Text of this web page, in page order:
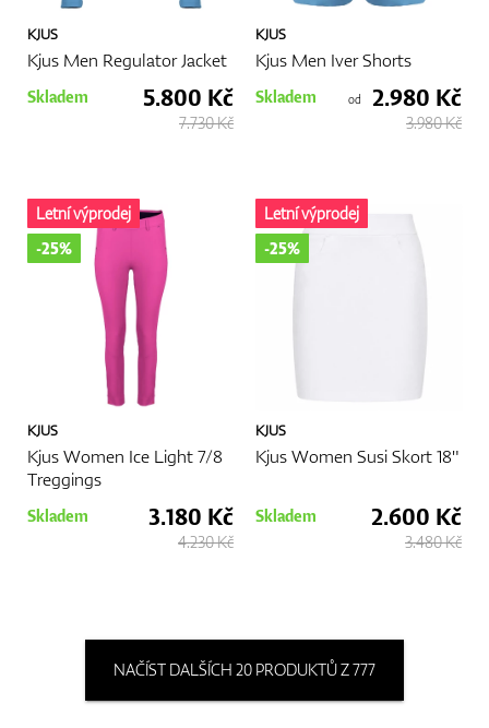
KJUS
Kjus Men Regulator Jacket
Skladem 5.800 Kč
7.730 Kč
KJUS
Kjus Men Iver Shorts
Skladem od 2.980 Kč
3.980 Kč
KJUS
Kjus Women Ice Light 7/8
Treggings
Letní výprodej
-25%
Skladem 3.180 Kč
4.230 Kč
KJUS
Kjus Women Susi Skort 18"
Letní výprodej
-25%
Skladem 2.600 Kč
3.480 Kč
NAČÍST DALŠÍCH 20 PRODUKTŮ Z 777